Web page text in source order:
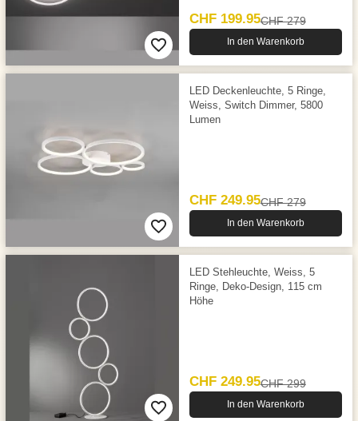
CHF 199.95CHF 279
In den Warenkorb
LED Deckenleuchte, 5 Ringe,
Weiss, Switch Dimmer, 5800
Lumen
CHF 249.95CHF 279
In den Warenkorb
LED Stehleuchte, Weiss, 5
Ringe, Deko-Design, 115 cm
Höhe
CHF 249.95CHF 299
In den Warenkorb